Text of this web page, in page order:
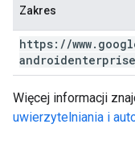
Zakres
https: //www.
androidenterprise
Więcej informacji
uwierzytelniania i